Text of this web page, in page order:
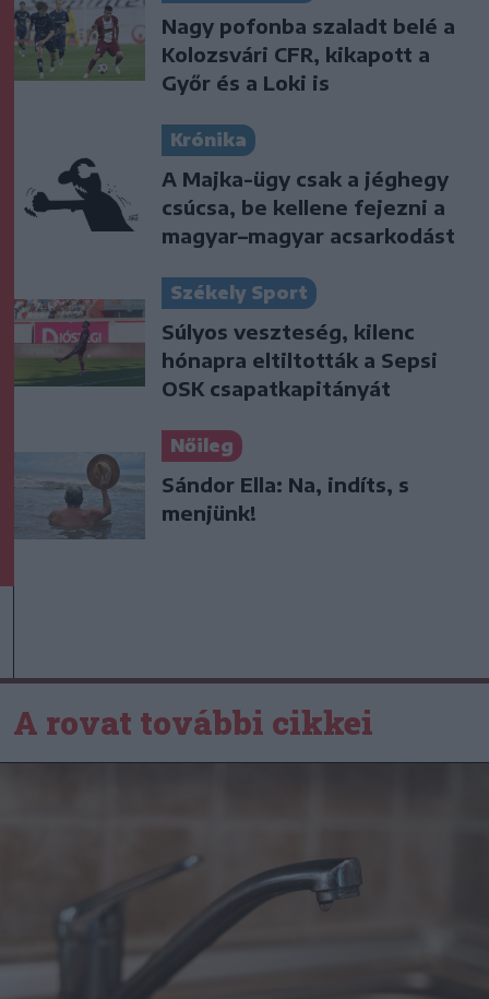
Nagy pofonba szaladt belé a
Kolozsvári CFR, kikapott a
Győr és a Loki is
Krónika
A Majka-ügy csak a jéghegy
csúcsa, be kellene fejezni a
magyar–magyar acsarkodást
Székely Sport
Súlyos veszteség, kilenc
hónapra eltiltották a Sepsi
OSK csapatkapitányát
Nőileg
Sándor Ella: Na, indíts, s
menjünk!
A rovat további cikkei